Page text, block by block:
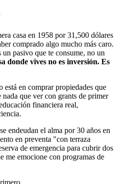
casa en 1958 por 31,500 dólares
comprado algo mucho más caro.
pasivo que te consume, no un
donde vives no es inversión. Es
en comprar propiedades que
que ver con grants de primer
financiera real,
endeudan el alma por 30 años en
en preventa "con terraza
de emergencia para cubrir dos
me emocione con programas de